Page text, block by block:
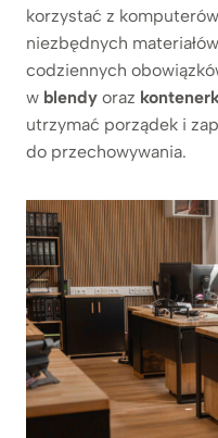
korzystać z
niezbędnych
codziennych
w blendy oraz
utrzymać porządek i
do przechowywania.